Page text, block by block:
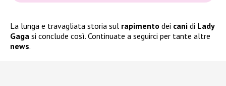
La lunga e travagliata storia sul rapimento dei cani di Lady
Gaga si conclude così. Continuate a seguirci per tante altre
news.